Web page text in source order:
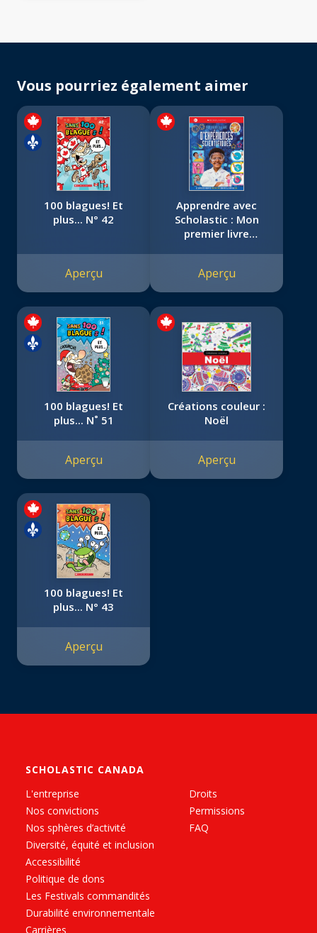
Vous pourriez également aimer
100 blagues! Et
plus... N° 42
Aperçu
Apprendre avec
Scholastic : Mon
premier livre
Aperçu
100 blagues! Et
plus... N˚ 51
Aperçu
Créations couleur :
Noël
Aperçu
100 blagues! Et
plus... N° 43
Aperçu
SCHOLASTIC CANADA
L'entreprise
Nos convictions
Nos sphères d’activité
Diversité, équité et inclusion
Accessibilité
Politique de dons
Les Festivals commandités
Durabilité environnementale
Carrières
Droits
Permissions
FAQ